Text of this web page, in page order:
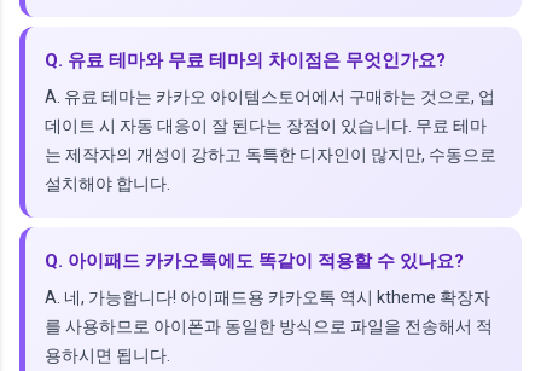
Q. 유료 테마와 무료 테마의 차이점은 무엇인가요?
A. 유료 테마는 카카오 아이템스토어에서 구매하는 것으로, 업
데이트 시 자동 대응이 잘 된다는 장점이 있습니다. 무료 테마
는 제작자의 개성이 강하고 독특한 디자인이 많지만, 수동으로
설치해야 합니다.
Q. 아이패드 카카오톡에도 똑같이 적용할 수 있나요?
A. 네, 가능합니다! 아이패드용 카카오톡 역시 ktheme 확장자
를 사용하므로 아이폰과 동일한 방식으로 파일을 전송해서 적
용하시면 됩니다.